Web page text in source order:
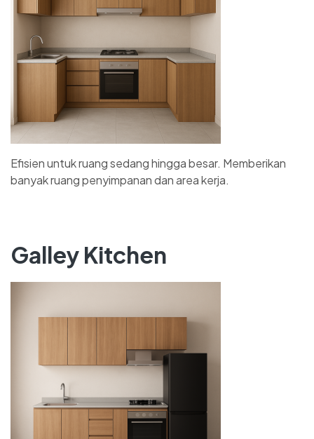
Efisien untuk ruang sedang hingga besar. Memberikan
banyak ruang penyimpanan dan area kerja.
Galley Kitchen